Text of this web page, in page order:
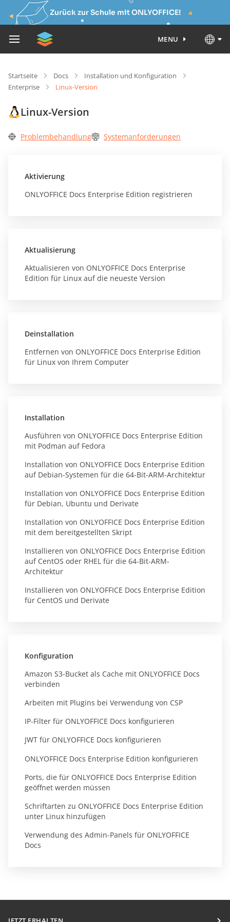
Zurück zur Schule mit ONLYOFFICE!
MENU
Startseite Docs
Installation und Konfiguration
Enterprise
Linux-Version
Linux-Version
Problembehandlung Systemanforderungen
Aktivierung
ONLYOFFICE Docs Enterprise Edition registrieren
Aktualisierung
Aktualisieren von ONLYOFFICE Docs Enterprise
Edition für Linux auf die neueste Version
Deinstallation
Entfernen von ONLYOFFICE Docs Enterprise Edition
für Linux von Ihrem Computer
Installation
Ausführen von ONLYOFFICE Docs Enterprise Edition
mit Podman auf Fedora
Installation von ONLYOFFICE Docs Enterprise Edition
auf Debian-Systemen für die 64-Bit-ARM-Architektur
Installation von ONLYOFFICE Docs Enterprise Edition
für Debian, Ubuntu und Derivate
Installation von ONLYOFFICE Docs Enterprise Edition
mit dem bereitgestellten Skript
Installieren von ONLYOFFICE Docs Enterprise Edition
auf CentOS oder RHEL für die 64-Bit-ARM-
Architektur
Installieren von ONLYOFFICE Docs Enterprise Edition
für CentOS und Derivate
Konfiguration
Amazon S3-Bucket als Cache mit ONLYOFFICE Docs
verbinden
Arbeiten mit Plugins bei Verwendung von CSP
IP-Filter für ONLYOFFICE Docs konfigurieren
JWT für ONLYOFFICE Docs konfigurieren
ONLYOFFICE Docs Enterprise Edition konfigurieren
Ports, die für ONLYOFFICE Docs Enterprise Edition
geöffnet werden müssen
Schriftarten zu ONLYOFFICE Docs Enterprise Edition
unter Linux hinzufügen
Verwendung des Admin-Panels für ONLYOFFICE
Docs